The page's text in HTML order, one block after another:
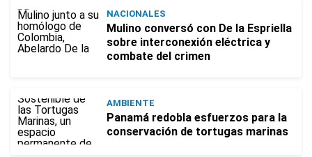
NACIONALES
Mulino conversó con De la Espriella
sobre interconexión eléctrica y
combate del crimen
AMBIENTE
Panamá redobla esfuerzos para la
conservación de tortugas marinas